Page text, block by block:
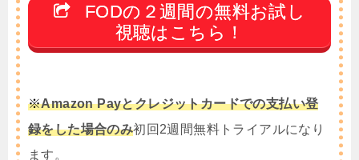
FODの２週間の無料お試し
視聴はこちら！
※Amazon Payとクレジットカードでの支払い登
録をした場合のみ初回2週間無料トライアルになり
ます。